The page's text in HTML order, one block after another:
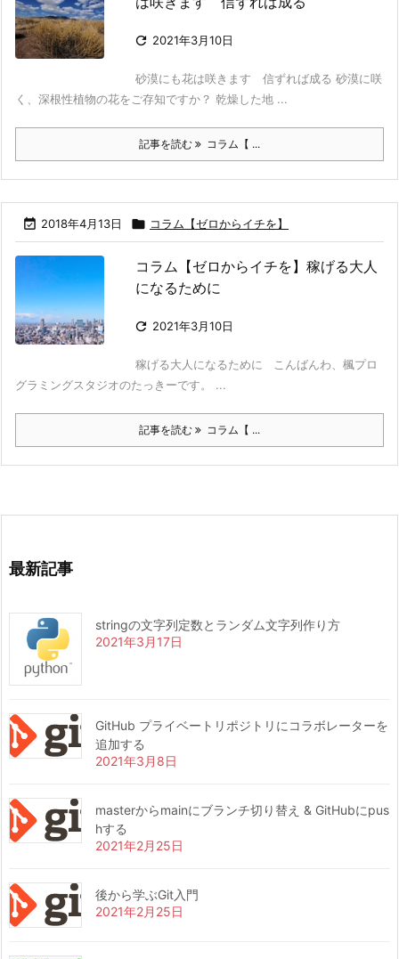
 2021年3月10日
砂漠にも花は咲きます 信ずれば成る 砂漠に咲
く、深根性植物の花をご存知ですか？ 乾燥した地 ...
記事を読む コラム【 ...
 2018年4月13日  コラム【ゼロからイチを】
コラム【ゼロからイチを】稼げる大人
になるために
 2021年3月10日
稼げる大人になるために こんばんわ、楓プロ
グラミングスタジオのたっきーです。 ...
記事を読む コラム【 ...
最新記事
stringの文字列定数とランダム文字列作り方
2021年3月17日
GitHub プライベートリポジトリにコラボレーターを
追加する
2021年3月8日
masterからmainにブランチ切り替え & GitHubにpus
hする
2021年2月25日
後から学ぶGit入門
2021年2月25日